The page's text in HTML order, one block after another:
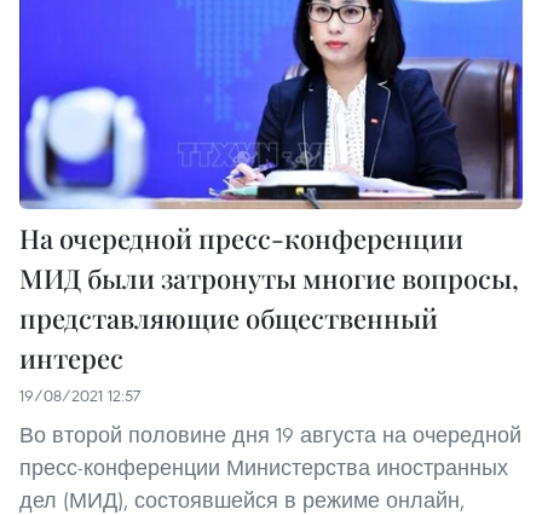
На очередной пресс-конференции
МИД были затронуты многие вопросы,
представляющие общественный
интерес
19/08/2021 12:57
Во второй половине дня 19 августа на очередной
пресс-конференции Министерства иностранных
дел (МИД), состоявшейся в режиме онлайн,